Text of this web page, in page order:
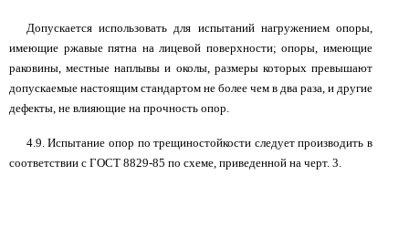
Допускается использовать для испытаний нагружением опоры,
имеющие ржавые пятна на лицевой поверхности; опоры, имеющие
раковины, местные наплывы и околы, размеры которых превышают
допускаемые настоящим стандартом не более чем в два раза, и другие
дефекты, не влияющие на прочность опор.
4.9. Испытание опор по трещиностойкости следует производить в
соответствии с ГОСТ 8829-85 по схеме, приведенной на черт. 3.